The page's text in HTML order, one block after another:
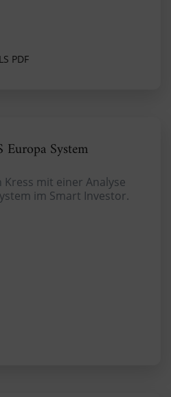
PDF
System
mit einer Analyse
im Smart Investor.